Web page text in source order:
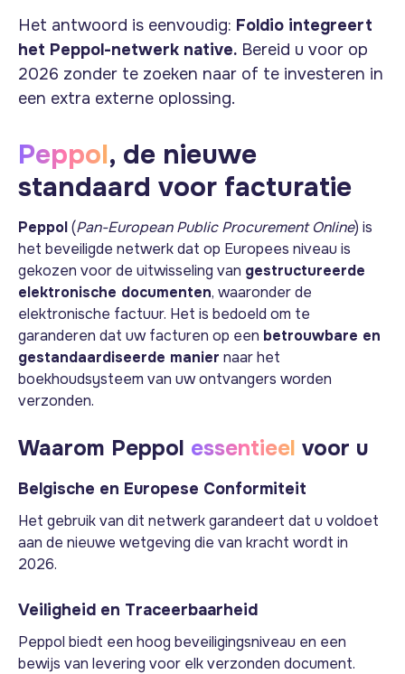
Het antwoord is eenvoudig: Foldio integreert
het Peppol-netwerk native. Bereid u voor op
2026 zonder te zoeken naar of te investeren in
een extra externe oplossing.
Peppol, de nieuwe
standaard voor facturatie
Peppol(Pan-European Public Procurement Online) is
het beveiligde netwerk dat op Europees niveau is
gekozen voor de uitwisseling van gestructureerde
elektronische documenten, waaronder de
elektronische factuur. Het is bedoeld om te
garanderen dat uw facturen op een betrouwbare en
gestandaardiseerde manier naar het
boekhoudsysteem van uw ontvangers worden
verzonden.
Waarom Peppol essentieel voor u
Belgische en Europese Conformiteit
Het gebruik van dit netwerk garandeert dat u voldoet
aan de nieuwe wetgeving die van kracht wordt in
2026.
Veiligheid en Traceerbaarheid
Peppol biedt een hoog beveiligingsniveau en een
bewijs van levering voor elk verzonden document.